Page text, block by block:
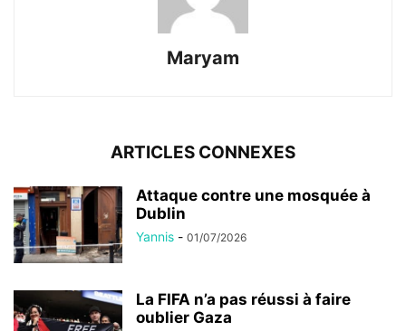
Maryam
ARTICLES CONNEXES
Attaque contre une mosquée à
Dublin
Yannis - 01/07/2026
La FIFA n’a pas réussi à faire
oublier Gaza